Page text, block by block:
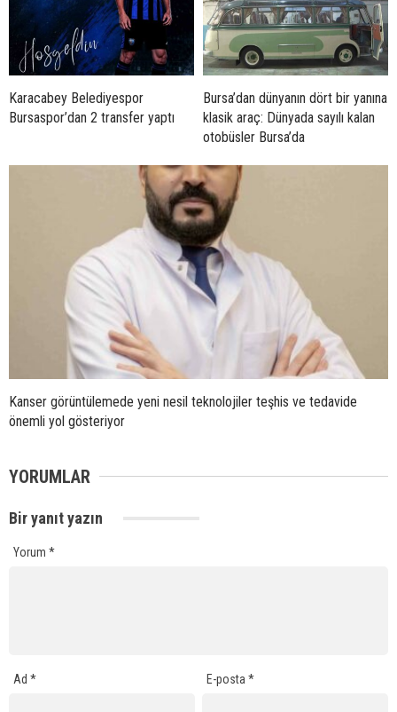
Karacabey Belediyespor
Bursaspor’dan 2 transfer yaptı
Bursa’dan dünyanın dört bir yanına
klasik araç: Dünyada sayılı kalan
otobüsler Bursa’da
Kanser görüntülemede yeni nesil teknolojiler teşhis ve tedavide
önemli yol gösteriyor
YORUMLAR
Bir yanıt yazın
Yorum *
Ad * E-posta*